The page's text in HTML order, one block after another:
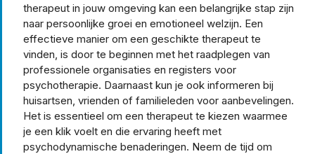
therapeut in jouw omgeving kan een belangrijke stap zijn
naar persoonlijke groei en emotioneel welzijn. Een
effectieve manier om een geschikte therapeut te
vinden, is door te beginnen met het raadplegen van
professionele organisaties en registers voor
psychotherapie. Daarnaast kun je ook informeren bij
huisartsen, vrienden of familieleden voor aanbevelingen.
Het is essentieel om een therapeut te kiezen waarmee
je een klik voelt en die ervaring heeft met
psychodynamische benaderingen. Neem de tijd om